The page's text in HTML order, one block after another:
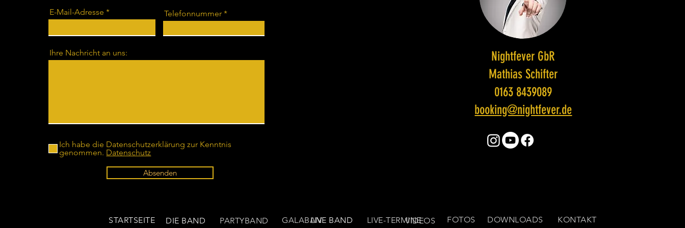
E-Mail-Adresse Telefonnummer
Ihre Nachricht an uns:
Ich habe die Datenschutzerklärung zur Kenntnis
genommen. Datenschutz
Absenden
STARTSEITE DIE BAND PARTYBAND GALABANDLIVE BAND
Nightfever GbR
Mathias Schifter
0163 8439089
booking@nightfever.de
VIDEOS FOTOS DOWNLOADS KONTAKT
LIVE-TERMINE